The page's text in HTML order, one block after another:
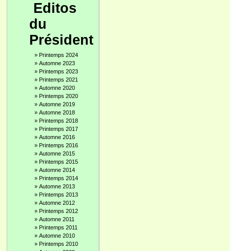
Editos
du
Président
» Printemps 2024
» Automne 2023
» Printemps 2023
» Printemps 2021
» Automne 2020
» Printemps 2020
» Automne 2019
» Automne 2018
» Printemps 2018
» Printemps 2017
» Automne 2016
» Printemps 2016
» Automne 2015
» Printemps 2015
» Automne 2014
» Printemps 2014
» Automne 2013
» Printemps 2013
» Automne 2012
» Printemps 2012
» Automne 2011
» Printemps 2011
» Automne 2010
» Printemps 2010